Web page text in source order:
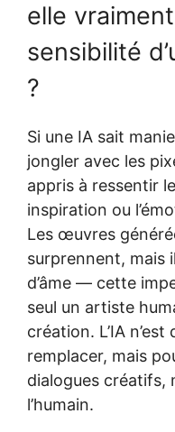
elle
sensibilité
?
Si une IA sait
jongler avec les
appris à ressentir
inspiration ou
Les œuvres
surprennent, mais
d’âme — cette
seul un artiste
création. L’IA
remplacer, mais
dialogues créatifs,
l’humain.